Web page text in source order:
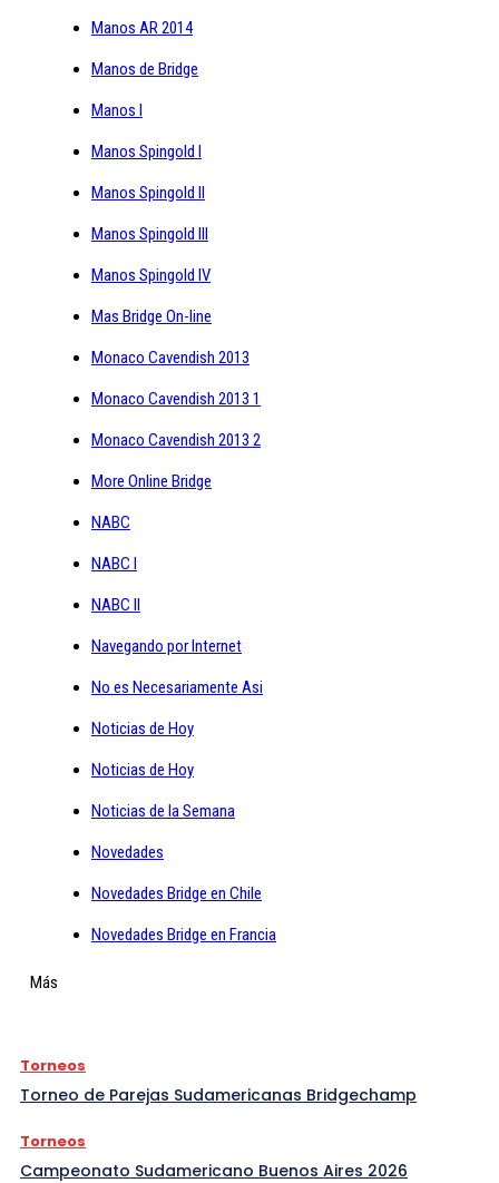
Manos AR 2014
Manos de Bridge
Manos I
Manos Spingold I
Manos Spingold II
Manos Spingold III
Manos Spingold IV
Mas Bridge On-line
Monaco Cavendish 2013
Monaco Cavendish 2013 1
Monaco Cavendish 2013 2
More Online Bridge
NABC
NABC I
NABC II
Navegando por Internet
No es Necesariamente Asi
Noticias de Hoy
Noticias de Hoy
Noticias de la Semana
Novedades
Novedades Bridge en Chile
Novedades Bridge en Francia
Más
Torneos
Torneo de Parejas Sudamericanas Bridgechamp
Torneos
Campeonato Sudamericano Buenos Aires 2026